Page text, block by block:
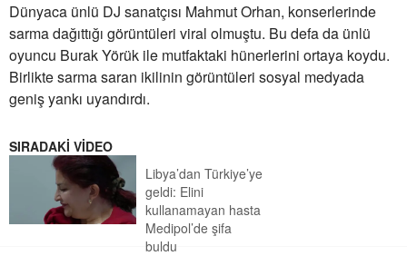
Dünyaca ünlü DJ sanatçısı Mahmut Orhan, konserlerinde
sarma dağıttığı görüntüleri viral olmuştu. Bu defa da ünlü
oyuncu Burak Yörük ile mutfaktaki hünerlerini ortaya koydu.
Birlikte sarma saran ikilinin görüntüleri sosyal medyada
geniş yankı uyandırdı.
SIRADAKİ VİDEO
Libya’dan Türkiye’ye
geldi: Elini
kullanamayan hasta
Medipol’de şifa
buldu